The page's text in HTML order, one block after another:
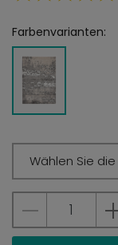
Farbenvarianten:
Wählen Sie